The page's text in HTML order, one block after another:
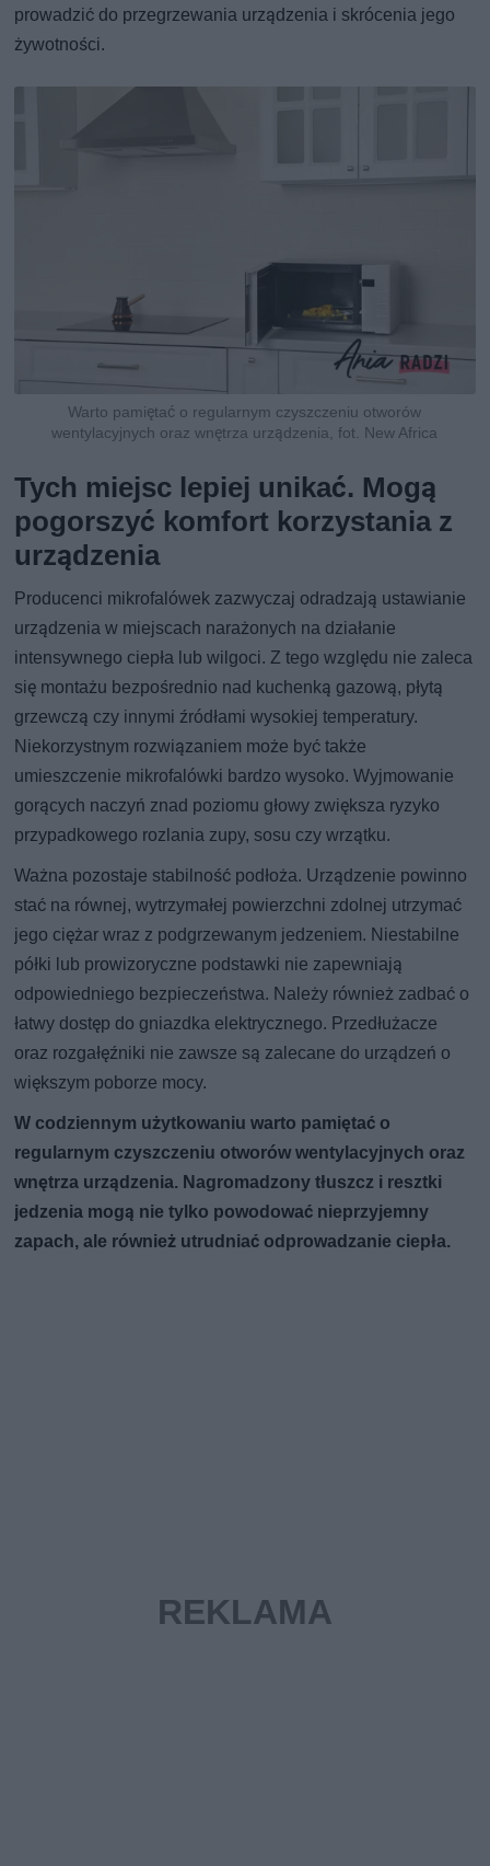
prowadzić do przegrzewania urządzenia i skrócenia jego
żywotności.
Warto pamiętać o regularnym czyszczeniu otworów
wentylacyjnych oraz wnętrza urządzenia, fot. New Africa
Tych miejsc lepiej unikać. Mogą
pogorszyć komfort korzystania z
urządzenia
Producenci mikrofalówek zazwyczaj odradzają ustawianie
urządzenia w miejscach narażonych na działanie
intensywnego ciepła lub wilgoci. Z tego względu nie zaleca
się montażu bezpośrednio nad kuchenką gazową, płytą
grzewczą czy innymi źródłami wysokiej temperatury.
Niekorzystnym rozwiązaniem może być także
umieszczenie mikrofalówki bardzo wysoko. Wyjmowanie
gorących naczyń znad poziomu głowy zwiększa ryzyko
przypadkowego rozlania zupy, sosu czy wrzątku.
Ważna pozostaje stabilność podłoża. Urządzenie powinno
stać na równej, wytrzymałej powierzchni zdolnej utrzymać
jego ciężar wraz z podgrzewanym jedzeniem. Niestabilne
półki lub prowizoryczne podstawki nie zapewniają
odpowiedniego bezpieczeństwa. Należy również zadbać o
łatwy dostęp do gniazdka elektrycznego. Przedłużacze
oraz rozgałęźniki nie zawsze są zalecane do urządzeń o
większym poborze mocy.
W codziennym użytkowaniu warto pamiętać o
regularnym czyszczeniu otworów wentylacyjnych oraz
wnętrza urządzenia. Nagromadzony tłuszcz i resztki
jedzenia mogą nie tylko powodować nieprzyjemny
zapach, ale również utrudniać odprowadzanie ciepła.